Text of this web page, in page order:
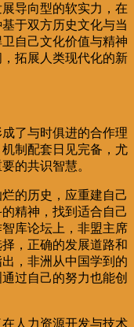
导向型的软实力，在
于双方历史文化与当
自己文化价值与精神
拓展人类现代化的新
了与时俱进的合作理
制配套日见完备，尤
的共识智慧。
的历史，应重建自己
精神，找到适合自己
库论坛上，非盟主席
，正确的发展道路和
，非洲从中国学到的
过自己的努力也能创
人力资源开发与技术